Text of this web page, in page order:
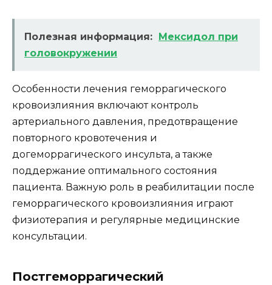
Полезная информация: Мексидол при
головокружении
Особенности лечения геморрагического
кровоизлияния включают контроль
артериального давления, предотвращение
повторного кровотечения и
догеморрагического инсульта, а также
поддержание оптимального состояния
пациента. Важную роль в реабилитации после
геморрагического кровоизлияния играют
физиотерапия и регулярные медицинские
консультации.
Постгеморрагический